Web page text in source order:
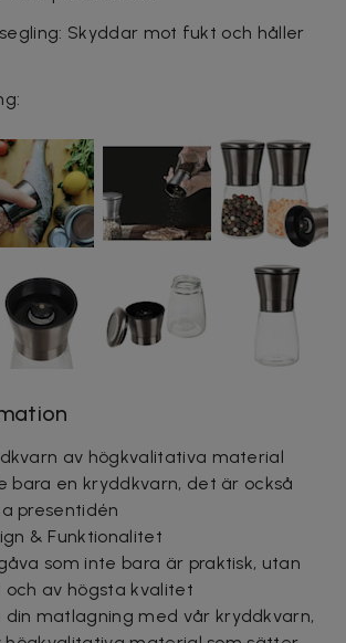
Skyddar mot fukt och håller
av högkvalitativa material
bara en kryddkvarn, det är också
presentidén
& Funktionalitet
som inte bara är praktisk, utan
och av högsta kvalitet
din matlagning med vår kryddkvarn,